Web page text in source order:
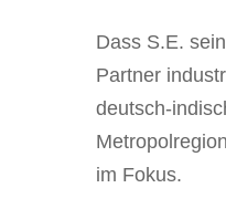
Dass S.E.
Partner
deutsch-
im Fokus.